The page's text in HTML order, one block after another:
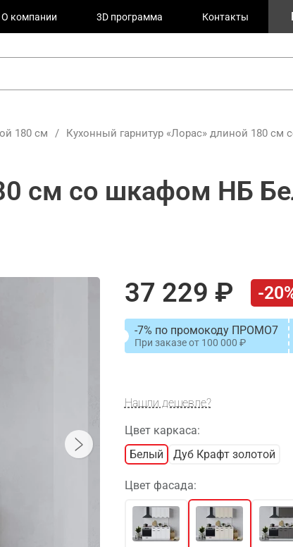
О компании 3D программа Контакты
180 см /
Кухонный гарнитур «Лорас» длиной 180
см со шкафом НБ
37 229 -
-7% по промокоду ПРОМО7
При заказе от 100 000
Нашли дешевле?
Цвет каркаса:
Белый
Дуб Крафт золотой
Цвет фасада: